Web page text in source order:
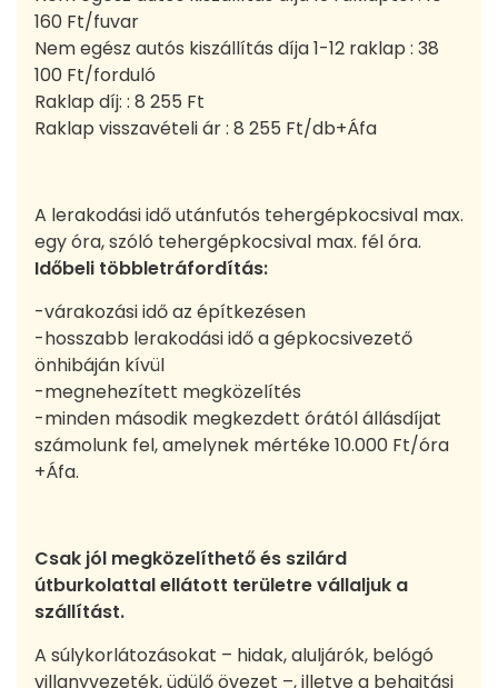
160 Ft/fuvar
Nem egész autós kiszállítás díja 1-12 raklap : 38
100 Ft/forduló
Raklap díj: : 8 255 Ft
Raklap visszavételi ár : 8 255 Ft/db+Áfa
A lerakodási idő utánfutós tehergépkocsival max.
egy óra, szóló tehergépkocsival max. fél óra.
Időbeli többletráfordítás:
-várakozási idő az építkezésen
-hosszabb lerakodási idő a gépkocsivezető
önhibáján kívül
-megnehezített megközelítés
-minden második megkezdett órától állásdíjat
számolunk fel, amelynek mértéke 10.000 Ft/óra
+Áfa.
Csak jól megközelíthető és szilárd
útburkolattal ellátott területre vállaljuk a
szállítást.
A súlykorlátozásokat – hidak, aluljárók, belógó
villanyvezeték, üdülő övezet –, illetve a behajtási